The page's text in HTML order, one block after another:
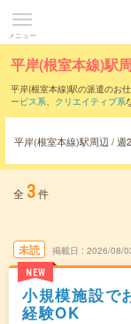
メニュー
平岸(根室本線)駅
平岸(根室本線)駅の派遣のお仕
ービス系、 クリエイティブ系
平岸(根室本線)駅周辺 / 週
全 3件
未読
NEW
掲載日 2026/08/
小規模施設で
経験OK